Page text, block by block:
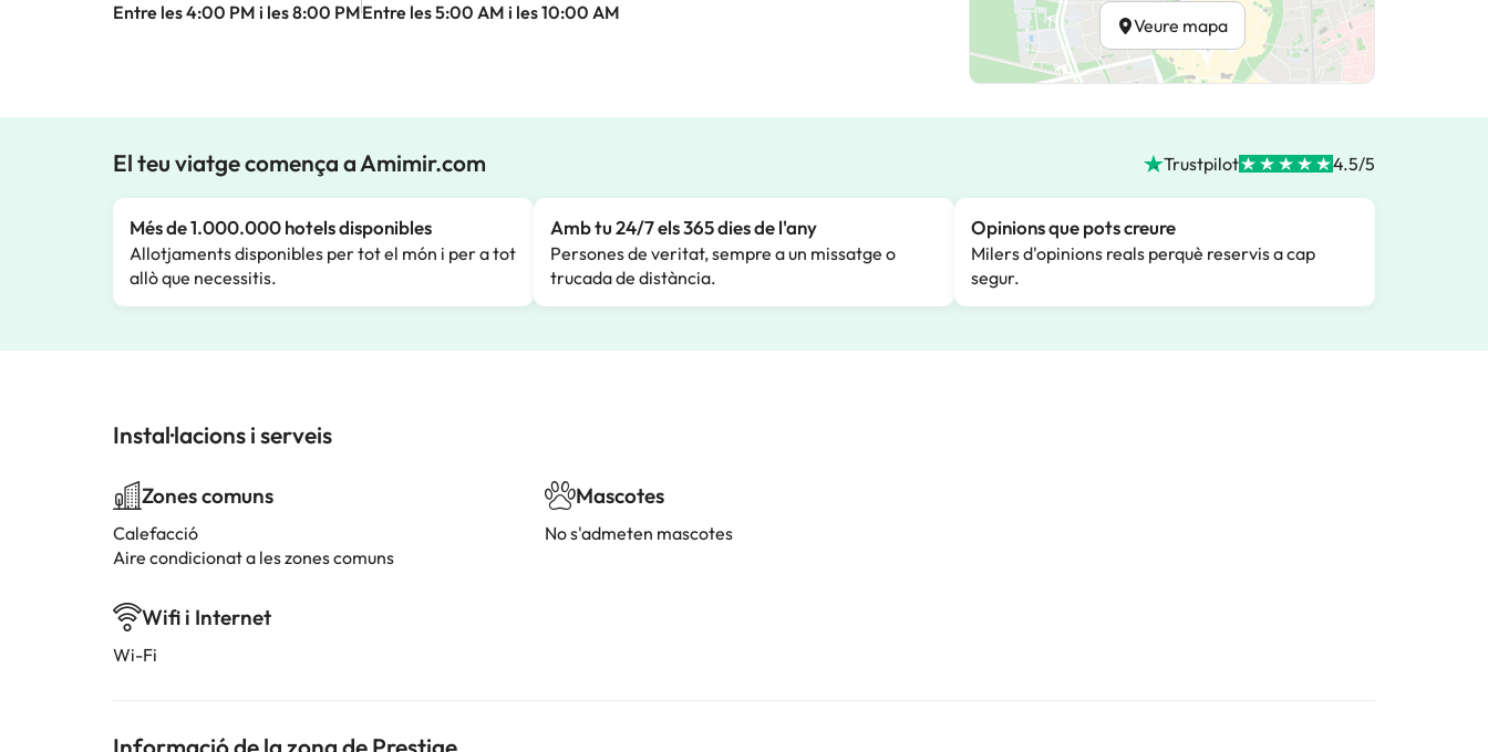
Entre les 4:00 PM i les 8:00 PMEntre les 5:00 AM i les 10:00 AM
Veure mapa
El teu viatge comença a Amimir.com Trustpilot 4.5/5
Més de 1.000.000 hotels disponibles
Allotjaments disponibles per tot el món i per a tot
allò que necessitis.
Amb tu 24/7 els 365 dies de l'any
Persones de veritat, sempre a un missatge o
trucada de distància.
Opinions que pots creure
Milers d'opinions reals perquè reservis a cap
segur.
Instal·lacions i serveis
Zones comuns
Calefacció
Aire condicionat a les zones comuns
Wifi i Internet
Wi-Fi
Mascotes
No s'admeten mascotes